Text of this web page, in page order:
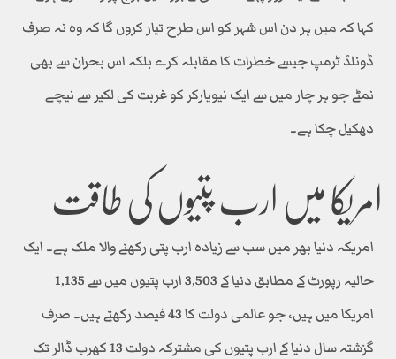
کہا کہ میں ہر دن اس شہر کو اس طرح تیار کروں گا کہ وہ نہ صرف
ڈونلڈ ٹرمپ جیسے خطرات کا مقابلہ کرے بلکہ اس بحران سے بھی
نمٹے جو ہر چار میں سے ایک نیویارکر کو غربت کی لکیر سے نیچے
دھکیل چکا ہے۔
امریکا میں ارب پتیوں کی طاقت
امریکہ دنیا بھر میں سب سے زیادہ ارب پتی رکھنے والا ملک ہے۔ ایک
حالیہ رپورٹ کے مطابق دنیا کے 3,503 ارب پتیوں میں سے 1,135
امریکا میں ہیں، جو عالمی دولت کا 43 فیصد رکھتے ہیں۔ صرف
گزشتہ سال دنیا کے ارب پتیوں کی مشترکہ دولت 13 کھرب ڈالر تک